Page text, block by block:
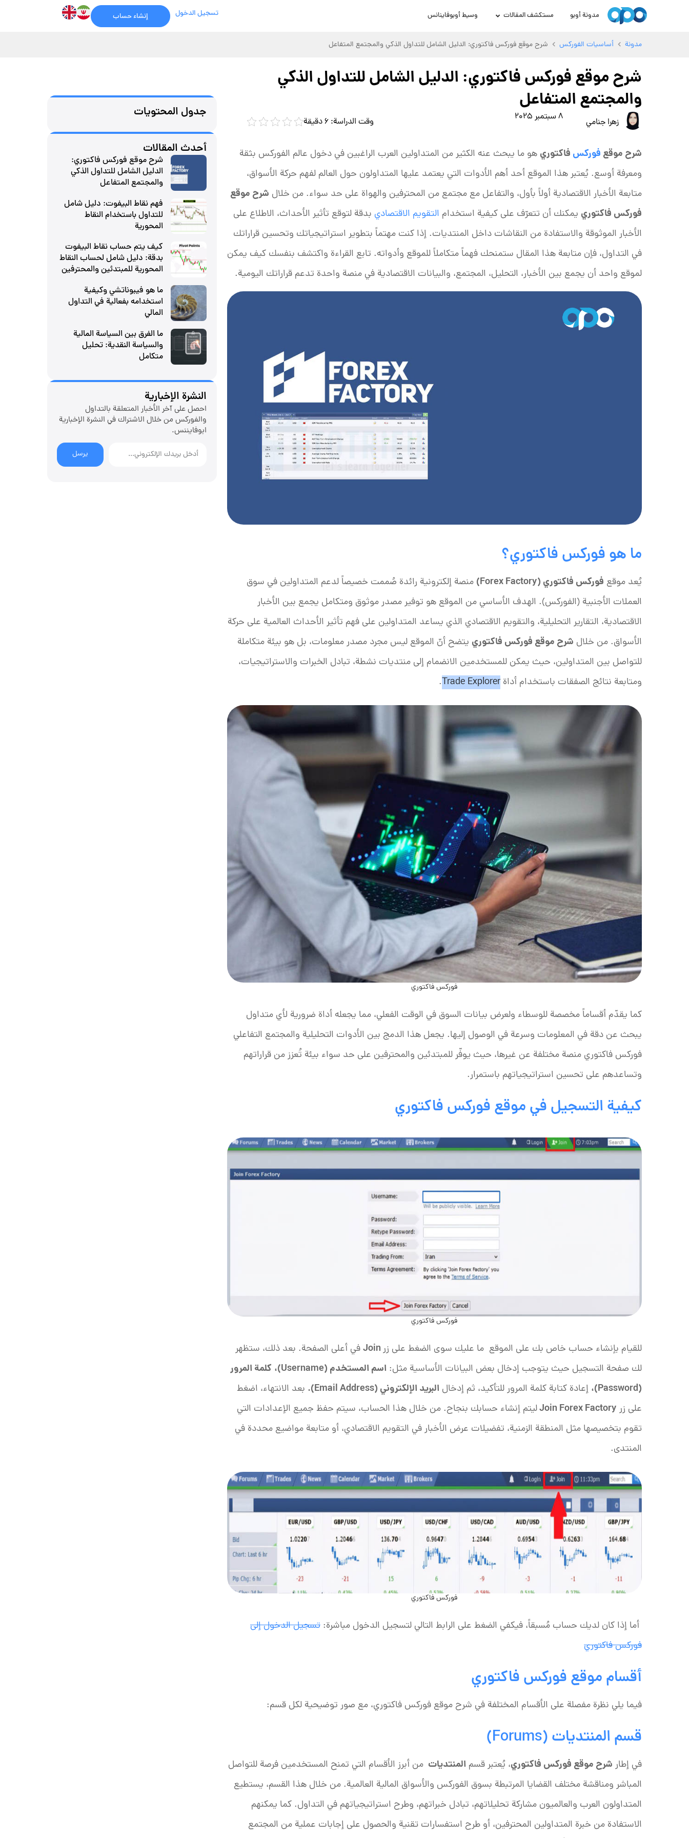
مدونة أوبو مستكشف المقالات وسيط أوبوفاينانس تسجيل الدخول إنشاء حساب
مدونة أساسيات الفوركس شرح موقع فوركس فاكتوري: الدليل الشامل للتداول الذكي والمجتمع المتفاعل
شرح موقع فوركس فاكتوري: الدليل الشامل للتداول الذكي
والمجتمع المتفاعل
زهرا جنامي 8 سبتمبر 2025
شرح موقع فوركس فاكتوري هو ما يبحث عنه الكثير من المتداولين العرب الراغبين في دخول عالم الفوركس بثقة
ومعرفة أوسع. يُعتبر هذا الموقع أحد أهم الأدوات التي يعتمد عليها المتداولون حول العالم لفهم حركة الأسواق،
متابعة الأخبار الاقتصادية أولاً بأول، والتفاعل مع مجتمع من المحترفين والهواة على حد سواء. من خلال شرح موقع
فوركس فاكتوري يمكنك أن تتعرّف على كيفية استخدام التقويم الاقتصادي بدقة لتوقع تأثير الأحداث، الاطلاع على
الأخبار الموثوقة والاستفادة من النقاشات داخل المنتديات. إذا كنت مهتماً بتطوير استراتيجياتك وتحسين قراراتك
في التداول، فإن متابعة هذا المقال ستمنحك فهماً متكاملاً للموقع وأدواته. تابع القراءة واكتشف بنفسك كيف يمكن
لموقع واحد أن يجمع بين الأخبار، التحليل، المجتمع، والبيانات الاقتصادية في منصة واحدة تدعم قراراتك اليومية.
ما هو فوركس فاكتوري؟
يُعد موقع فوركس فاكتوري (Forex Factory)
منصة إلكترونية رائدة صُممت خصيصاً لدعم المتداولين في سوق
العملات الأجنبية (الفوركس). الهدف الأساسي من الموقع هو توفير مصدر موثوق ومتكامل يجمع بين الأخبار
الاقتصادية، التقارير التحليلية، والتقويم الاقتصادي الذي يساعد المتداولين على فهم تأثير الأحداث العالمية على حركة
الأسواق. من خلال شرح موقع فوركس فاكتوري يتضح أنّ الموقع ليس مجرد مصدر معلومات، بل هو بيئة متكاملة
للتواصل بين المتداولين، حيث يمكن للمستخدمين الانضمام إلى منتديات نشطة، تبادل الخبرات والاستراتيجيات،
ومتابعة نتائج الصفقات باستخدام أداة Trade Explorer
.
فوركس فاكتوري
كما يقدّم أقساماً مخصصة للوسطاء ولعرض بيانات السوق في الوقت الفعلي، مما يجعله أداة ضرورية لأي متداول
يبحث عن دقة في المعلومات وسرعة في الوصول إليها. يجعل هذا الدمج بين الأدوات التحليلية والمجتمع التفاعلي
فوركس فاكتوري منصة مختلفة عن غيرها، حيث يوفّر للمبتدئين والمحترفين على حد سواء بيئة تُعزز من قراراتهم
وتساعدهم على تحسين استراتيجياتهم باستمرار.
كيفية التسجيل في موقع فوركس فاكتوري
فوركس فاكتوري
للقيام بإنشاء حساب خاص بك على الموقع ما عليك سوى الضغط على زرJoinفي أعلى الصفحة. بعد ذلك، ستظهر
لك صفحة التسجيل حيث يتوجب إدخال بعض البيانات الأساسية مثل: اسم المستخدم (Username)، كلمة المرور
(
Password)، إعادة كتابة كلمة المرور للتأكيد، ثم إدخال البريد الإلكتروني (Email Address
). بعد الانتهاء، اضغط
على زر Join Forex Factoryليتم إنشاء حسابك بنجاح. من خلال هذا الحساب، سيتم حفظ جميع الإعدادات التي
تقوم بتخصيصها مثل المنطقة الزمنية، تفضيلات عرض الأخبار في التقويم الاقتصادي، أو متابعة مواضيع محددة في
المنتدى.
فوركس فاكتوري
أما إذا كان لديك حساب مُسبقاً، فيكفي الضغط على الرابط التالي لتسجيل الدخول مباشرة: تسجيل الدخول إلى
فوركس فاكتوري
أقسام موقع فوركس فاكتوري
فيما يلي نظرة مفصلة على الأقسام المختلفة في شرح موقع فوركس فاكتوري، مع صور توضيحية لكل قسم:
قسم المنتديات (Forums)
في إطار شرح موقع فوركس فاكتوري، يُعتبر قسم المنتديات من أبرز الأقسام التي تمنح المستخدمين فرصة للتواصل
المباشر ومناقشة مختلف القضايا المرتبطة بسوق الفوركس والأسواق المالية العالمية. من خلال هذا القسم، يستطيع
المتداولون العرب والعالميون مشاركة تحليلاتهم، تبادل خبراتهم، وطرح استراتيجياتهم في التداول. كما يمكنهم
الاستفادة من خبرة المتداولين المحترفين، أو طرح استفسارات تقنية والحصول على إجابات عملية من المجتمع
جدول المحتويات
أحدث المقالات
شرح موقع فوركس فاكتوري:
الدليل الشامل للتداول الذكي
والمجتمع المتفاعل
فهم نقاط البيفوت: دليل شامل
للتداول باستخدام النقاط
المحورية
كيف يتم حساب نقاط البيفوت
بدقة: دليل شامل لحساب النقاط
المحورية للمبتدئين والمحترفين
ما هو فيبوناتشي وكيفية
استخدامه بفعالية في التداول
المالي
ما الفرق بين السياسة المالية
والسياسة النقدية: تحليل
متكامل
النشرة الإخبارية
احصل على آخر الأخبار المتعلقة بالتداول
والفوركس من خلال الاشتراك في النشرة الإخبارية
ابوفایننس.
يرسل